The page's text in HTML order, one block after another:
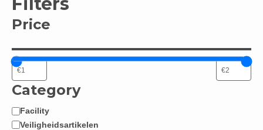
Price
Category
Categorie
Facility
Veiligheidsartikelen